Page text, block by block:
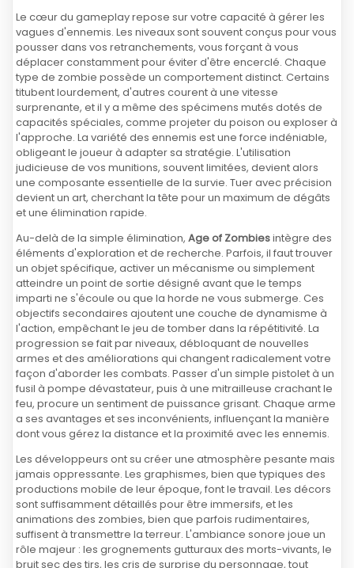
Le cœur du gameplay repose sur votre capacité à gérer les
vagues d'ennemis. Les niveaux sont souvent conçus pour vous
pousser dans vos retranchements, vous forçant à vous
déplacer constamment pour éviter d'être encerclé. Chaque
type de zombie possède un comportement distinct. Certains
titubent lourdement, d'autres courent à une vitesse
surprenante, et il y a même des spécimens mutés dotés de
capacités spéciales, comme projeter du poison ou exploser à
l'approche. La variété des ennemis est une force indéniable,
obligeant le joueur à adapter sa stratégie. L'utilisation
judicieuse de vos munitions, souvent limitées, devient alors
une composante essentielle de la survie. Tuer avec précision
devient un art, cherchant la tête pour un maximum de dégâts
et une élimination rapide.
Au-delà de la simple élimination, Age of Zombiesintègre des
éléments d'exploration et de recherche. Parfois, il faut trouver
un objet spécifique, activer un mécanisme ou simplement
atteindre un point de sortie désigné avant que le temps
imparti ne s'écoule ou que la horde ne vous submerge. Ces
objectifs secondaires ajoutent une couche de dynamisme à
l'action, empêchant le jeu de tomber dans la répétitivité. La
progression se fait par niveaux, débloquant de nouvelles
armes et des améliorations qui changent radicalement votre
façon d'aborder les combats. Passer d'un simple pistolet à un
fusil à pompe dévastateur, puis à une mitrailleuse crachant le
feu, procure un sentiment de puissance grisant. Chaque arme
a ses avantages et ses inconvénients, influençant la manière
dont vous gérez la distance et la proximité avec les ennemis.
Les développeurs ont su créer une atmosphère pesante mais
jamais oppressante. Les graphismes, bien que typiques des
productions mobile de leur époque, font le travail. Les décors
sont suffisamment détaillés pour être immersifs, et les
animations des zombies, bien que parfois rudimentaires,
suffisent à transmettre la terreur. L'ambiance sonore joue un
rôle majeur : les grognements gutturaux des morts-vivants, le
bruit sec des tirs, les cris de surprise du personnage, tout